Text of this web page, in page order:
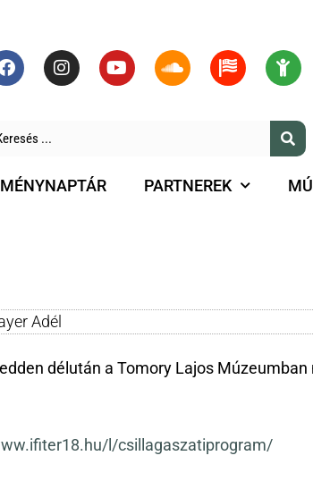
PARTNEREK
Adél
délután a Tomory Lajos
l/csillagaszatiprogram/